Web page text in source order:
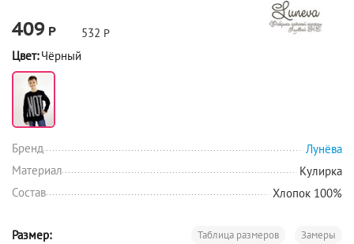
409 Р 532 Р
Цвет: Чёрный
Бренд
Лунёва
Материал
Кулирка
Состав
Хлопок 100%
Размер: Замеры
Таблица размеров